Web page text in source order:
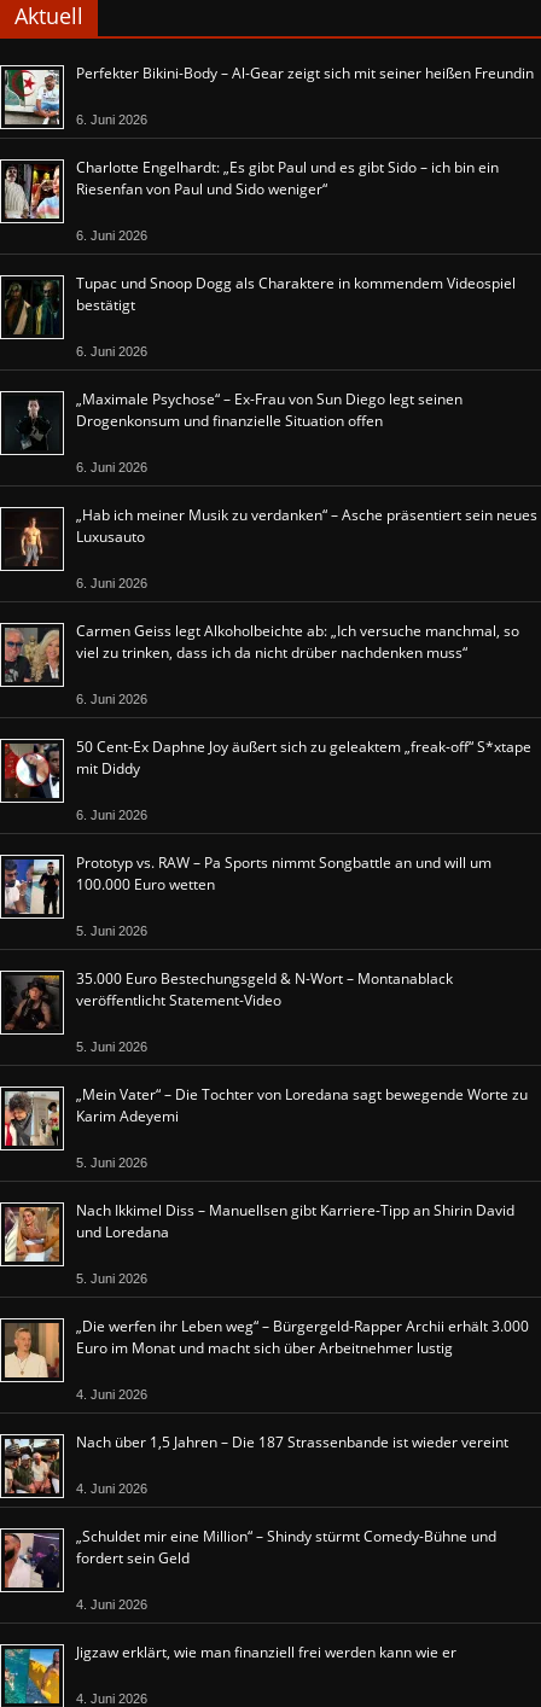
Aktuell
Perfekter Bikini-Body – Al-Gear zeigt sich mit seiner heißen Freundin
6. Juni 2026
Charlotte Engelhardt: „Es gibt Paul und es gibt Sido – ich bin ein
Riesenfan von Paul und Sido weniger“
6. Juni 2026
Tupac und Snoop Dogg als Charaktere in kommendem Videospiel
bestätigt
6. Juni 2026
„Maximale Psychose“ – Ex-Frau von Sun Diego legt seinen
Drogenkonsum und finanzielle Situation offen
6. Juni 2026
„Hab ich meiner Musik zu verdanken“ – Asche präsentiert sein neues
Luxusauto
6. Juni 2026
Carmen Geiss legt Alkoholbeichte ab: „Ich versuche manchmal, so
viel zu trinken, dass ich da nicht drüber nachdenken muss“
6. Juni 2026
50 Cent-Ex Daphne Joy äußert sich zu geleaktem „freak-off“ S*xtape
mit Diddy
6. Juni 2026
Prototyp vs. RAW – Pa Sports nimmt Songbattle an und will um
100.000 Euro wetten
5. Juni 2026
35.000 Euro Bestechungsgeld & N-Wort – Montanablack
veröffentlicht Statement-Video
5. Juni 2026
„Mein Vater“ – Die Tochter von Loredana sagt bewegende Worte zu
Karim Adeyemi
5. Juni 2026
Nach Ikkimel Diss – Manuellsen gibt Karriere-Tipp an Shirin David
und Loredana
5. Juni 2026
„Die werfen ihr Leben weg“ – Bürgergeld-Rapper Archii erhält 3.000
Euro im Monat und macht sich über Arbeitnehmer lustig
4. Juni 2026
Nach über 1,5 Jahren – Die 187 Strassenbande ist wieder vereint
4. Juni 2026
„Schuldet mir eine Million“ – Shindy stürmt Comedy-Bühne und
fordert sein Geld
4. Juni 2026
Jigzaw erklärt, wie man finanziell frei werden kann wie er
4. Juni 2026